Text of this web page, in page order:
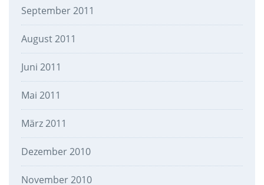
September 2011
August 2011
Juni 2011
Mai 2011
März 2011
Dezember 2010
November 2010